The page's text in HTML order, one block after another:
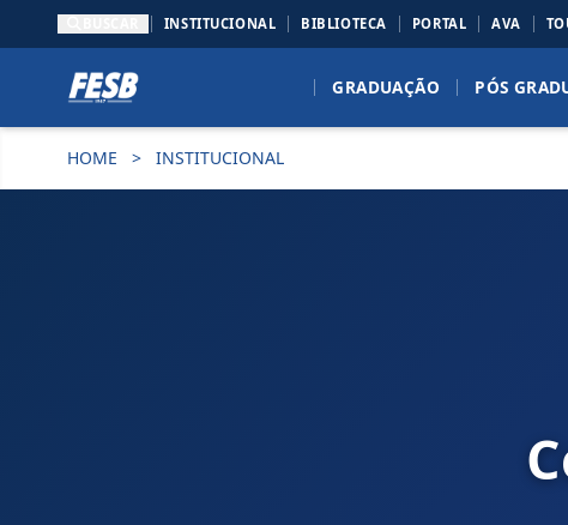
INSTITUCIONAL BIBLIOTECA PORTAL AVA
GRADUAÇÃO PÓS
HOME > INSTITUCIONAL